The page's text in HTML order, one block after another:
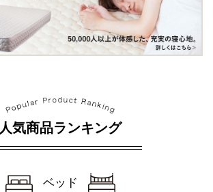
人気商品ランキング
ベッド